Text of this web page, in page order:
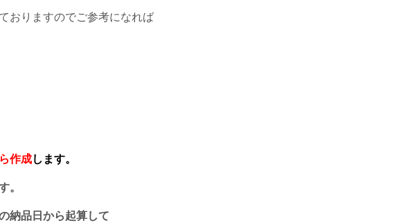
おりますのでご参考になれば
作成します。
。
納品日から起算して